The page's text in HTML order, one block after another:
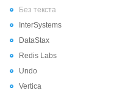
Без текста
InterSystems
DataStax
Redis Labs
Undo
Vertica